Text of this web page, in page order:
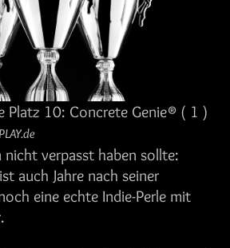
Platz 10: Concrete Genie® ( 1 )
nicht verpasst haben sollte:
auch Jahre nach seiner
eine echte Indie-Perle mit